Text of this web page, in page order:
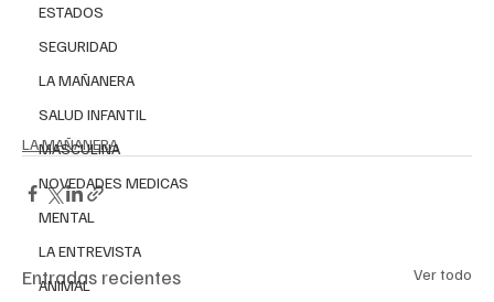
ESTADOS
SEGURIDAD
LA MAÑANERA
SALUD INFANTIL
MASCULINA
NOVEDADES MEDICAS
MENTAL
LA ENTREVISTA
ANIMAL
LA MAÑANERA
Entradas recientes Ver todo